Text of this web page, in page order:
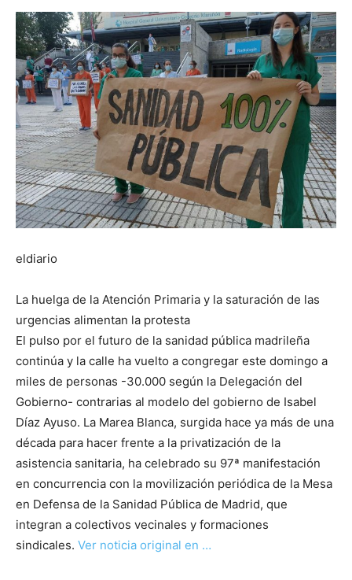
eldiario
La huelga de la Atención Primaria y la saturación de las
urgencias alimentan la protesta
El pulso por el futuro de la sanidad pública madrileña
continúa y la calle ha vuelto a congregar este domingo a
miles de personas -30.000 según la Delegación del
Gobierno- contrarias al modelo del gobierno de Isabel
Díaz Ayuso. La Marea Blanca, surgida hace ya más de una
década para hacer frente a la privatización de la
asistencia sanitaria, ha celebrado su 97ª manifestación
en concurrencia con la movilización periódica de la Mesa
en Defensa de la Sanidad Pública de Madrid, que
integran a colectivos vecinales y formaciones
sindicales. Ver noticia original en …